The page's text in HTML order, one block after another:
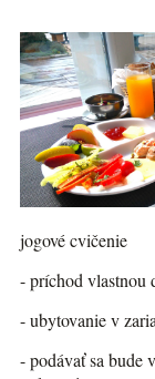
jogové cvičenie
- príchod vlastnou
- ubytovanie v
- podávať sa bude